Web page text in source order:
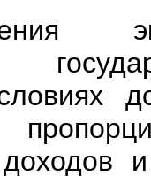
доходов